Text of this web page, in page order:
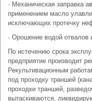
· Механическая заправка
применением масло
исключающих протечку
· Орошение водой отвалов
По истечению срока
предприятие производит
Рекультивационным
под проходку траншей
проходки траншей,
вытаскиваются,